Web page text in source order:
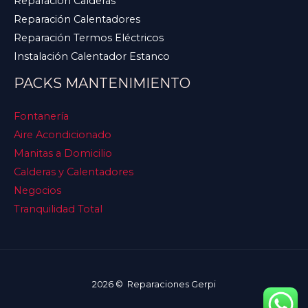
Reparación Calentadores
Reparación Termos Eléctricos
Instalación Calentador Estanco
PACKS MANTENIMIENTO
Fontanería
Aire Acondicionado
Manitas a Domicilio
Calderas y Calentadores
Negocios
Tranquilidad Total
2026 © Reparaciones Gerpi